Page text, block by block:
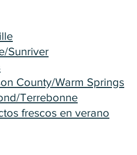
Sunriver
County/Warm Springs
Terrebonne
frescos en verano